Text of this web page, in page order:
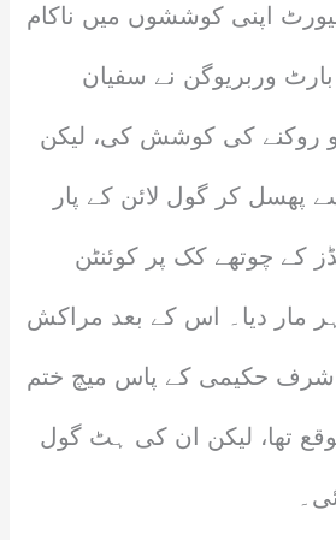
اپنی کوششوں میں ناکام
وربریوگن نے سفیان
روکنے کی کوشش کی، لیکن
پھسل کر گول لائن کے پار
کے چوتھے کک پر کوئنٹن
مار دیا۔ اس کے بعد مراکش
اشرف حکیمی کے پاس میچ ختم
تھا، لیکن ان کی ہٹ گول